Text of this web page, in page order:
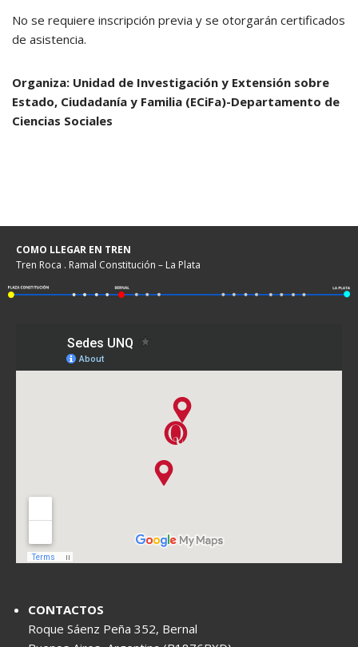
No se requiere inscripción previa y se otorgarán certificados
de asistencia.
Organiza: Unidad de Investigación y Extensión sobre
Estado, Ciudadanía y Familia (ECiFa)-Departamento de
Ciencias Sociales
COMO LLEGAR EN TREN
Tren Roca . Ramal Constitución – La Plata
CONTACTOS
Roque Sáenz Peña 352, Bernal